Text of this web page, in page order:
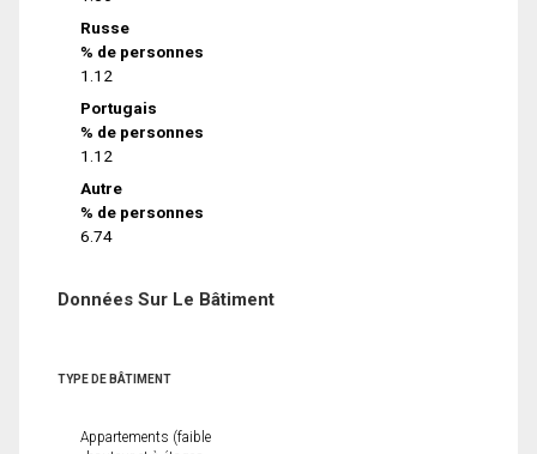
Russe
% de personnes
1.12
Portugais
% de personnes
1.12
Autre
% de personnes
6.74
Données Sur Le Bâtiment
TYPE DE BÂTIMENT
Appartements (faible